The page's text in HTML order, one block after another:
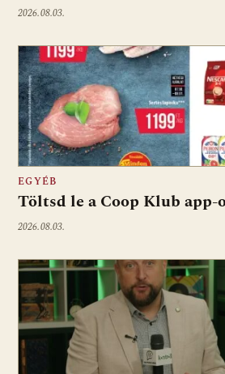
2026.08.03.
EGYÉB
Töltsd le a Coop Klub app-
2026.08.03.